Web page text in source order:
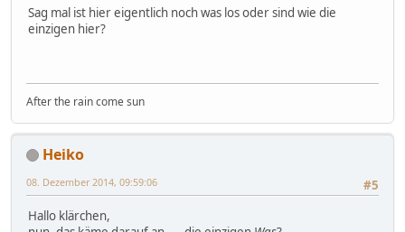
Sag mal ist hier eigentlich noch was los oder sind wie die
einzigen hier?
After the rain come sun
Heiko
#5
08. Dezember 2014, 09:59:06
Hallo klärchen,